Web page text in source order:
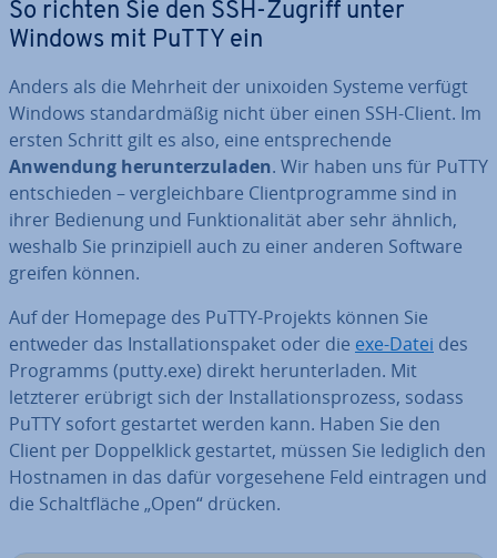
So richten Sie den SSH-Zugriff unter
Windows mit PuTTY ein
Anders als die Mehrheit der unixoiden Systeme verfügt
Windows stan­dard­mä­ßig nicht über einen SSH-Client. Im
ersten Schritt gilt es also, eine ent­spre­chen­de
Anwendung her­un­ter­zu­la­den. Wir haben uns für PuTTY
ent­schie­den – ver­gleich­ba­re Cli­ent­pro­gram­me sind in
ihrer Bedienung und Funk­tio­na­li­tät aber sehr ähnlich,
weshalb Sie prin­zi­pi­ell auch zu einer anderen Software
greifen können.
Auf der Homepage des PuTTY-Projekts können Sie
entweder das In­stal­la­ti­ons­pa­ket oder die exe-Datei des
Programms (putty.exe) direkt her­un­ter­la­den. Mit
letzterer erübrigt sich der In­stal­la­ti­ons­pro­zess, sodass
PuTTY sofort gestartet werden kann. Haben Sie den
Client per Dop­pel­klick gestartet, müssen Sie lediglich den
Hostnamen in das dafür vor­ge­se­he­ne Feld eintragen und
die Schalt­flä­che „Open“ drücken.